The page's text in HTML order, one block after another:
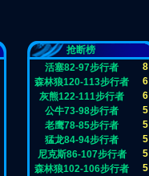
抢断榜
活塞82-97步行者
8
森林狼120-113步行者
6
灰熊122-111步行者
6
公牛73-98步行者
5
老鹰78-85步行者
5
猛龙84-94步行者
5
尼克斯86-107步行者
5
森林狼102-106步行者
5